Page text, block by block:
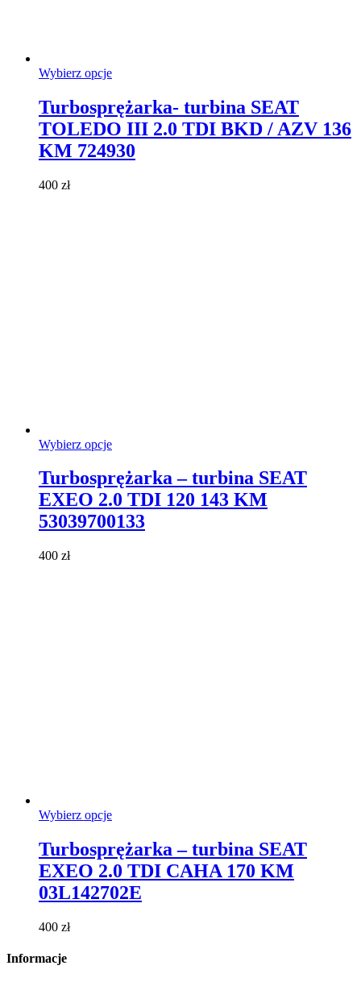
Wybierz opcjeTen
wiele
wariantów.
Opcje
można
Turbosprężarka- turbina SEAT
TOLEDO III 2.0 TDI BKD / AZV 136
KM 724930
400 zł
Wybierz opcjeTen
ma
wiele
wariantów.
Opcje
można
Turbosprężarka – turbina SEAT
EXEO 2.0 TDI 120 143 KM
53039700133
400 zł
Wybierz opcjeTen
wiele
wariantów.
Opcje
można
Turbosprężarka – turbina SEAT
EXEO 2.0 TDI CAHA 170 KM
03L142702E
400 zł
Informacje